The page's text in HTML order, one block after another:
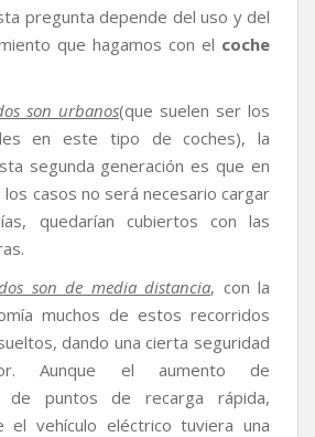
pregunta depende del uso y del
que hagamos con el coche
son urbanos(que suelen ser los
en este tipo de coches), la
segunda generación es que en
los casos no será necesario cargar
quedarían cubiertos con las
son de media distancia, con la
muchos de estos recorridos
dando una cierta seguridad
Aunque el aumento de
de puntos de recarga rápida,
el vehículo eléctrico tuviera una